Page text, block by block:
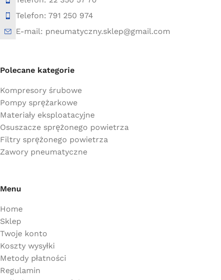
Telefon: 791 250 974
E-mail: pneumatyczny.sklep@gmail.com
Polecane kategorie
Kompresory śrubowe
Pompy sprężarkowe
Materiały eksploatacyjne
Osuszacze sprężonego powietrza
Filtry sprężonego powietrza
Zawory pneumatyczne
Menu
Home
Sklep
Twoje konto
Koszty wysyłki
Metody płatności
Regulamin